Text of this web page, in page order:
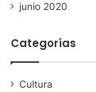
junio 2020
Categorías
Cultura